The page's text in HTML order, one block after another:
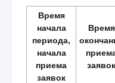
Время
начала
периода,
начала
приема
заявок
Время
заявок